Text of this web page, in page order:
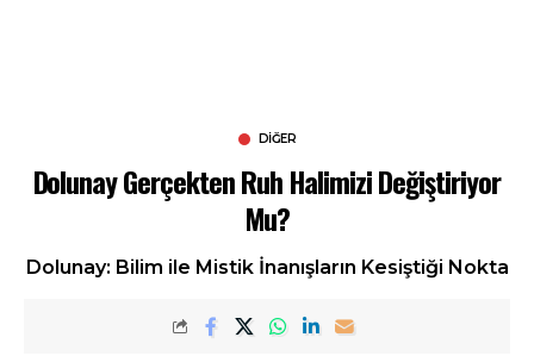
DIĞER
Dolunay Gerçekten Ruh Halimizi Değiştiriyor
Mu?
Dolunay: Bilim ile Mistik İnanışların Kesiştiği Nokta